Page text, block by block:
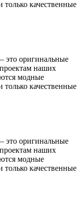
качественные
это оригинальные
наших
модные
качественные
это оригинальные
наших
модные
качественные